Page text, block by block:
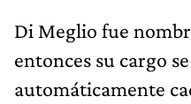
Di Meglio fue
entonces su cargo
automáticamente